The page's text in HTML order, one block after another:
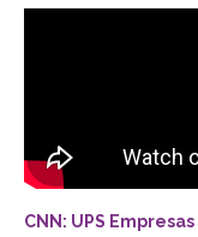
CNN: UPS